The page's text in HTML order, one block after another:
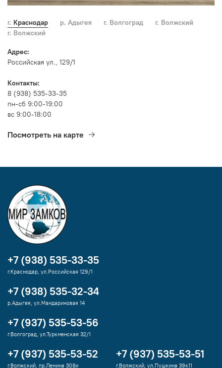
г. Краснодар р. Адыгея г. Волгоград
г. Волжский
г. Волжский
Адрес:
Российская ул., 129/1
Контакты:
8 (938) 535-33-35
пн-сб 9:00-19:00
вс 9:00-18:00
Посмотреть на карте
+7 (938) 535-33-35
г.Краснодар, ул.Российская 129/1
+7 (938) 535-32-34
р.Адыгея, ул.Мандариновая 14
+7 (937) 535-53-56
г.Волгоград, ул.Туркменская 32/1
+7 (937) 535-53-52
г.Волжский, пр.Ленина 308и
+7 (937) 535-53-51
г.Волжский, ул.Пушкина 39к11